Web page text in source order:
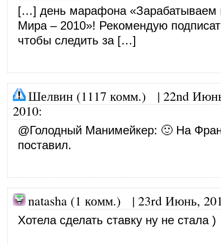
[…] день марафона «Зарабатываем
Мира – 2010»! Рекомендую
чтобы следить за […]
Шелвин (1117 комм.) | 22nd
2010:
@Голодный Манимейкер: 🙂 На
поставил.
natasha (1 комм.) | 23rd Июнь,
Хотела сделать ставку ну не стала )